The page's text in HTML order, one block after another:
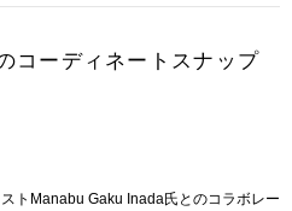
コーディネートスナップ
トManabu Gaku Inada氏とのコラボレー